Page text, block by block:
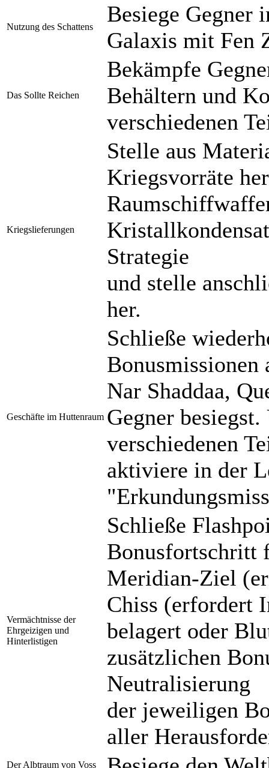
Nutzung des Schattens
Besiege Gegner
Galaxis mit Fen
Das Sollte Reichen
Bekämpfe
Behältern und
verschiedenen
Kriegslieferungen
Stelle aus
Kriegsvorräte
Strategie
und stelle
her.
Geschäfte im Huttenraum
Schließe
Bonusmissionen
Nar Shaddaa,
Gegner
verschiedenen
aktiviere in der
Vermächtnisse der
Ehrgeizigen und
Hinterlistigen
Schließe
Bonusfortschritt
Meridian-Ziel
Chiss (erfordert
belagert oder
zusätzlichen
Neutralisierung
der jeweiligen
aller
Der Albtraum von Voss